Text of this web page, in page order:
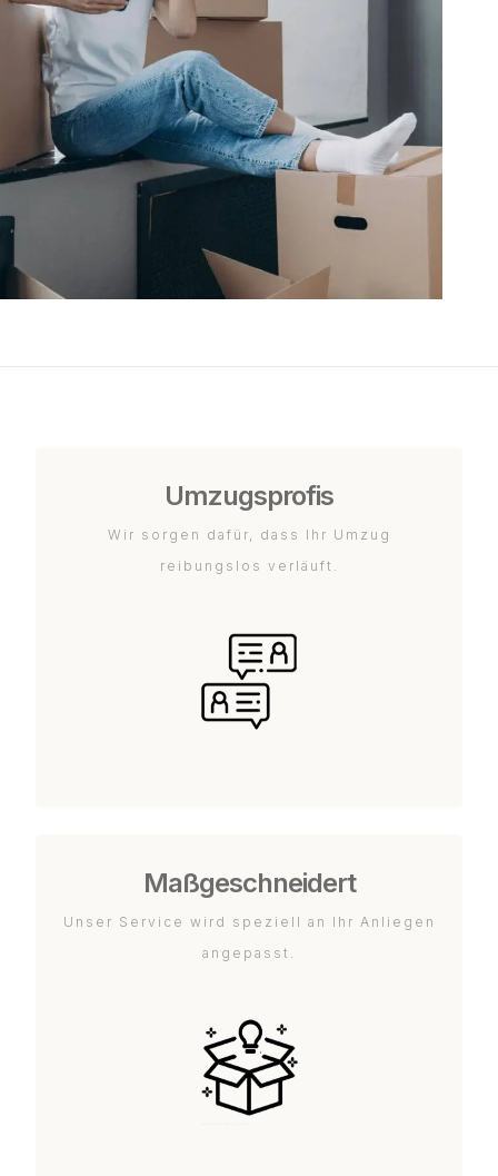
Umzugsprofis
Wir sorgen dafür, dass Ihr Umzug
reibungslos verläuft.
Maßgeschneidert
Unser Service wird speziell an Ihr Anliegen
angepasst.